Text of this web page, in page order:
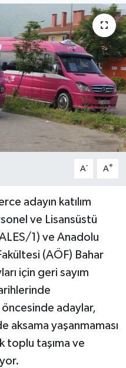
A- A+
adayın katılım
ve Lisansüstü
1) ve Anadolu
(AÖF) Bahar
için geri sayım
adaylar,
aksama yaşanmaması
toplu taşıma ve